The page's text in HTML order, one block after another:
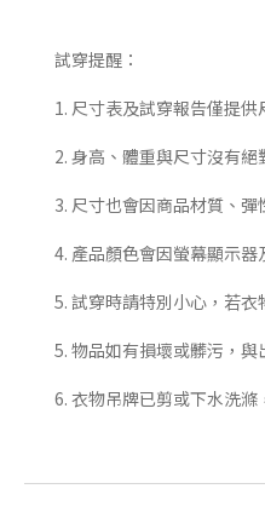
試穿提醒：
1. 尺寸表及試穿報告僅提
2. 身高、體重與尺寸沒有
3. 尺寸也會因商品材質、
4. 產品顏色會因螢幕顯示
5. 試穿時請特別小心，若
5. 物品如有損壞或髒污，
6. 衣物吊牌已剪或下水洗